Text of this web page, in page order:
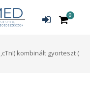
0
kombinált gyorteszt (